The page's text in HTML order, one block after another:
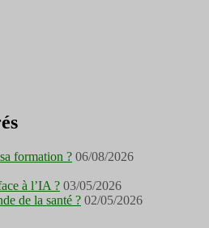
formation ? 06/08/2026
à l’IA ? 03/05/2026
de la santé ? 02/05/2026